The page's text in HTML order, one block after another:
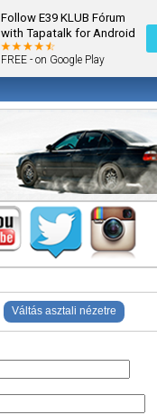
Follow E39 KLUB Fórum
with Tapatalk for Android
FREE - on Google Play
Váltás asztali nézetre